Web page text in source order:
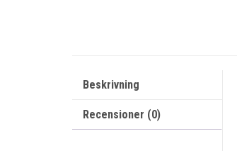
Beskrivning
Recensioner (0)